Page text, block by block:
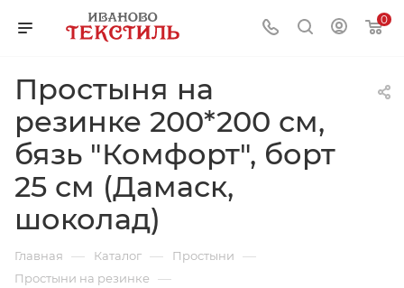
0
Простыня на
резинке 200*200 см,
бязь "Комфорт", борт
25 см (Дамаск,
шоколад)
Главная — Каталог — Простыни —
Простыни на резинке —